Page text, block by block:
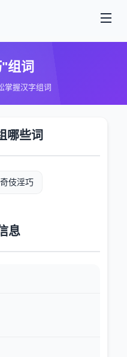
组词
掌握汉字组词
哪些词
奇伎淫巧
息